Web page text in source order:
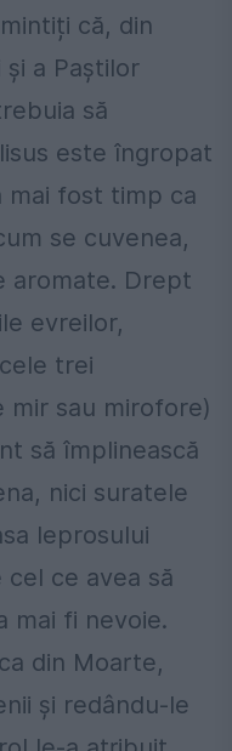
că, din
a Paștilor
să
este îngropat
mai fost timp ca
se cuvenea,
aromate. Drept
evreilor,
trei
mir sau mirofore)
să împlinească
nici suratele
leprosului
ce avea să
mai fi nevoie.
din Moarte,
și redându-le